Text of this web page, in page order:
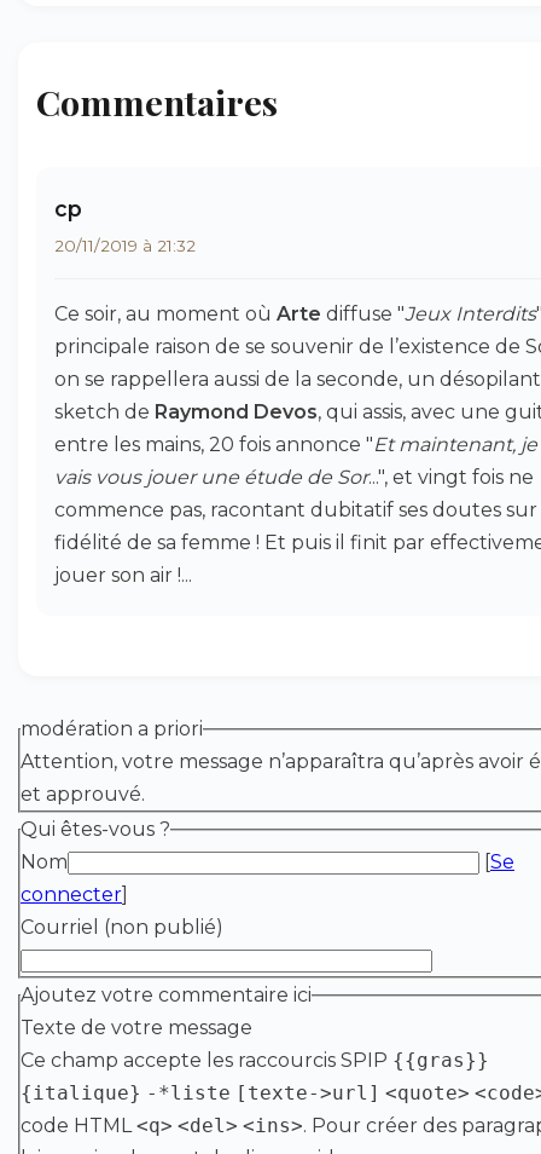
Commentaires
cp
20/11/2019 à 21:32
Ce soir, au moment où Arte diffuse "Jeux Interdits
principale raison de se souvenir de l’existence de
on se rappellera aussi de la seconde, un désopilant
sketch de Raymond Devos, qui assis, avec une
entre les mains, 20 fois annonce "Et maintenant, je
vais vous jouer une étude de Sor...", et vingt fois ne
commence pas, racontant dubitatif ses doutes sur
fidélité de sa femme ! Et puis il finit par
jouer son air !...
modération a priori
Attention, votre message n’apparaîtra qu’après avoir
et approuvé.
Qui êtes-vous ?
Nom
[Se
connecter]
Courriel (non publié)
Ajoutez votre commentaire ici
Texte de votre message
Ce champ accepte les raccourcis SPIP {{gras}}
{italique} -*liste [texte->url] <quote>
code HTML<q> <del> <ins>. Pour créer des